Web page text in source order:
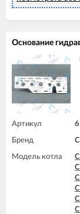
Основание
Артикул
Бренд
Модель котла